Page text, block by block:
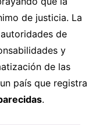
de justicia. La
de
y
de las
país que registra
.